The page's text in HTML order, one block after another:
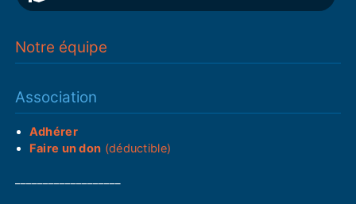
Notre équipe
Association
Adhérer
Faire un don (déductible)